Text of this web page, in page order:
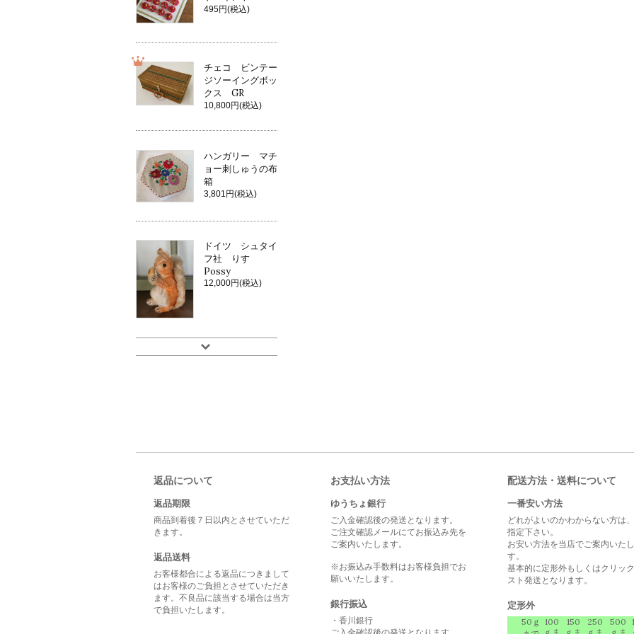
495円(税込)
チェコ ビンテー
ジソーイングボッ
クス GR
10,800円(税込)
ハンガリー マチ
ョー刺しゅうの布
箱
3,801円(税込)
ドイツ シュタイ
フ社 りす
Possy
12,000円(税込)
返品について
返品期限
商品到着後７日以内とさせていただ
きます。
返品送料
お客様都合による返品につきまして
はお客様のご負担とさせていただき
ます。不良品に該当する場合は当方
で負担いたします。
お支払い方法
ゆうちょ銀行
ご入金確認後の発送となります。
ご注文確認メールにてお振込み先を
ご案内いたします。
※お振込み手数料はお客様負担でお
願いいたします。
銀行振込
・香川銀行
配送方法・送料について
一番安い方法
どれがよいのかわからない方は
指定下さい。
お安い方法を当店でご案内いた
す。
基本的に定形外もしくはクリッ
スト発送となります。
定形外
50ｇ 100
150
250
500